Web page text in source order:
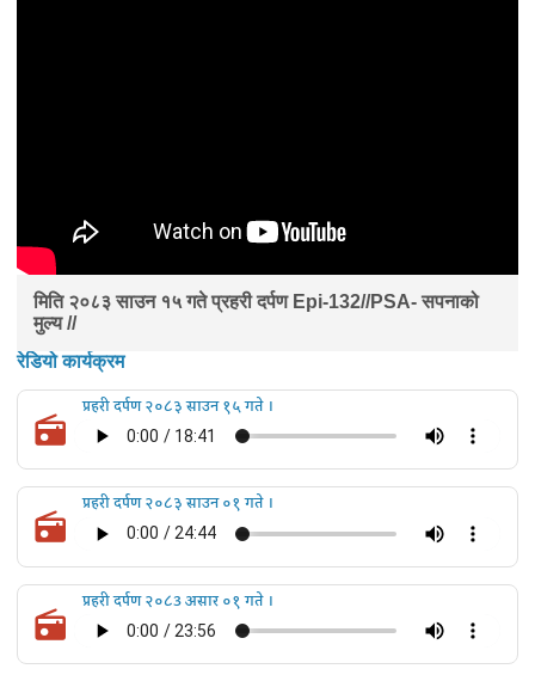
मिति २०८३ साउन १५ गते प्रहरी दर्पण Epi-132//PSA- सपनाको
मुल्य //
रेडियो कार्यक्रम
प्रहरी दर्पण २०८३ साउन १५ गते ।
प्रहरी दर्पण २०८३ साउन ०१ गते ।
प्रहरी दर्पण २०८3 असार ०१ गते ।